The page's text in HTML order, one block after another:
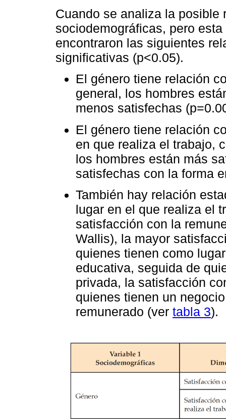
Cuando se analiza la posible
sociodemográficas, pero
encontraron las siguientes
significativas (p<0.05).
El género tiene relación
general, los hombres
menos satisfechas
El género tiene relación
en que realiza el trabajo,
los hombres están más
satisfechas con la forma
También hay relación
lugar en el que realiza el
satisfacción con la
Wallis), la mayor
quienes tienen como
educativa, seguida de
privada, la satisfacción
quienes tienen un
remunerado (ver tabla 3).